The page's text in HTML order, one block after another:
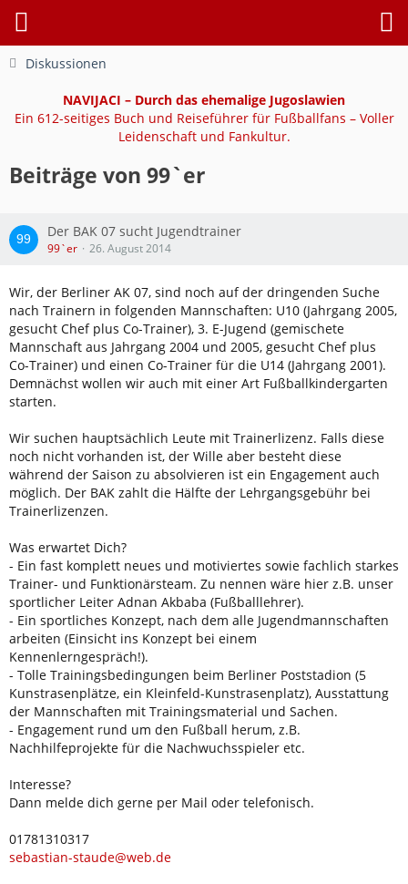
Diskussionen
NAVIJACI – Durch das ehemalige Jugoslawien
Ein 612-seitiges Buch und Reiseführer für Fußballfans – Voller
Leidenschaft und Fankultur.
Beiträge von 99`er
Der BAK 07 sucht Jugendtrainer
99`er 26. August 2014
Wir, der Berliner AK 07, sind noch auf der dringenden Suche
nach Trainern in folgenden Mannschaften: U10 (Jahrgang 2005,
gesucht Chef plus Co-Trainer), 3. E-Jugend (gemischete
Mannschaft aus Jahrgang 2004 und 2005, gesucht Chef plus
Co-Trainer) und einen Co-Trainer für die U14 (Jahrgang 2001).
Demnächst wollen wir auch mit einer Art Fußballkindergarten
starten.
Wir suchen hauptsächlich Leute mit Trainerlizenz. Falls diese
noch nicht vorhanden ist, der Wille aber besteht diese
während der Saison zu absolvieren ist ein Engagement auch
möglich. Der BAK zahlt die Hälfte der Lehrgangsgebühr bei
Trainerlizenzen.
Was erwartet Dich?
- Ein fast komplett neues und motiviertes sowie fachlich starkes
Trainer- und Funktionärsteam. Zu nennen wäre hier z.B. unser
sportlicher Leiter Adnan Akbaba (Fußballlehrer).
- Ein sportliches Konzept, nach dem alle Jugendmannschaften
arbeiten (Einsicht ins Konzept bei einem
Kennenlerngespräch!).
- Tolle Trainingsbedingungen beim Berliner Poststadion (5
Kunstrasenplätze, ein Kleinfeld-Kunstrasenplatz), Ausstattung
der Mannschaften mit Trainingsmaterial und Sachen.
- Engagement rund um den Fußball herum, z.B.
Nachhilfeprojekte für die Nachwuchsspieler etc.
Interesse?
Dann melde dich gerne per Mail oder telefonisch.
01781310317
sebastian-staude@web.de